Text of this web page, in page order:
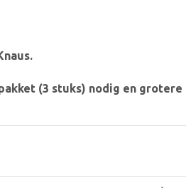
(3 stuks) nodig en